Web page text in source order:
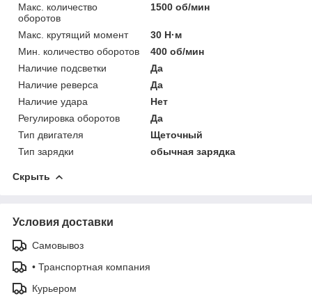
Макс. количество
оборотов
1500 об/мин
Макс. крутящий момент
30 Н·м
Мин. количество оборотов
400 об/мин
Наличие подсветки
Да
Наличие реверса
Да
Наличие удара
Нет
Регулировка оборотов
Да
Тип двигателя
Щеточный
Тип зарядки
обычная зарядка
Скрыть
Условия доставки
Самовывоз
• Транспортная компания
Курьером